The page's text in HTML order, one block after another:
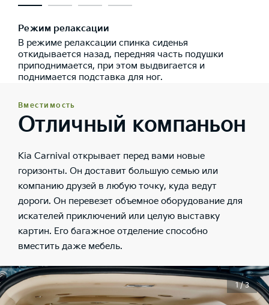
Режим релаксации
В режиме релаксации спинка сиденья
откидывается назад, передняя часть подушки
приподнимается, при этом выдвигается и
поднимается подставка для ног.
Вместимость
Отличный компаньон
Kia Carnival открывает перед вами новые
горизонты. Он доставит большую семью или
компанию друзей в любую точку, куда ведут
дороги. Он перевезет объемное оборудование для
искателей приключений или целую выставку
картин. Его багажное отделение способно
вместить даже мебель.
1 / 3